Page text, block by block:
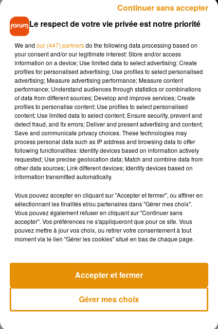
En attendant de retrouver Slimane dans les salles obscures,
on le retrouve aux côtés de Maître Gims
et de son petit-
fère Dadju Vitaa et Naestro sur un remix
dePapel qui est aussi un chant des résistants italiens
pendant la Seconde Guerre mondiale. Slimane poursuit
aussi l’exploitation de son dernier opus intitulé Solune,
par les singles J’en suis là, AdieuetViens on s’aime
aussi annoncé la sortie de la chansonLunaen duo
d’entamer le tournage d’un autre film dans lequel il tiendra,
cette fois-ci, le premier rôle.
Que de beaux projets pour
Slimane en 2018 !
Le respect de votre vie privée est notre priorité
We and our (447) partnersdo the following data processing based on
your consent and/or our legitimate interest: Store and/or access
information on a device; Use limited data to select advertising; Create
profiles for personalised advertising; Use profiles to select personalised
advertising; Measure advertising performance; Measure content
performance; Understand audiences through statistics or combinations
of data from different sources; Develop and improve services; Create
profiles to personalise content; Use profiles to select personalised
content; Use limited data to select content; Ensure security, prevent and
detect fraud, and fix errors; Deliver and present advertising and content;
Save and communicate privacy choices. These technologies may
process personal data such as IP address and browsing data to offer
following functionalities: Identify devices based on information actively
requested; Use precise geolocation data; Match and combine data from
other data sources; Link different devices; Identify devices based on
information transmitted automatically.
Vous pouvez accepter en cliquant sur "Accepter et fermer", ou affiner en
sélectionnant les finalités et/ou partenaires dans "Gérer mes choix".
Vous pouvez également refuser en cliquant sur "Continuer sans
accepter". Vos préférences ne s'appliqueront que pour ce site. Vous
pouvez mettre à jour vos choix, ou retirer votre consentement à tout
moment via le lien "Gérer les cookies" situé en bas de chaque page.
Gérer mes choix
Accepter et fermer
Continuer sans accepter